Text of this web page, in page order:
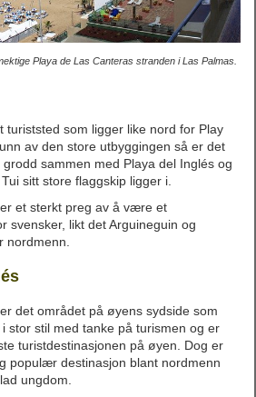
Playa de Las Canteras stranden i Las Palmas.
turiststed som ligger like nord for Play
av den store utbyggingen så er det
sammen med Playa del Inglés og
sitt store flaggskip ligger i.
et sterkt preg av å være et
svensker, likt det Arguineguin og
nordmenn.
det området på øyens sydside som
stor stil med tanke på turismen og er
turistdestinasjonen på øyen. Dog er
populær destinasjon blant nordmenn
ungdom.